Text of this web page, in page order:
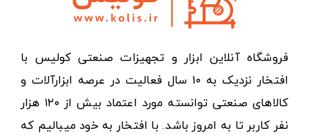
فروشگاه آنلاین ابزار و تجهیزات صنعتی کولیس با
افتخار نزدیک به ۱۰ سال فعالیت در عرصه ابزارآلات و
کالاهای صنعتی توانسته مورد اعتماد بیش از ۱۲۰ هزار
نفر کاربر تا به امروز باشد. با افتخار به خود میبالیم که